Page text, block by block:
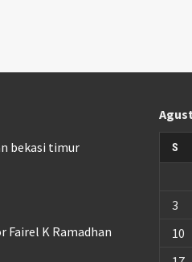
bekasi timur
Fairel K Ramadhan
S
3
10